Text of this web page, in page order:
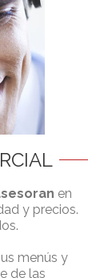
en
y precios.
menús y
de las